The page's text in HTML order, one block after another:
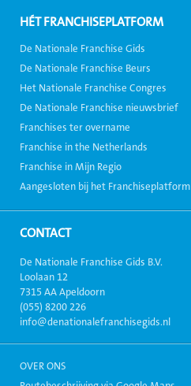
HÉT FRANCHISEPLATFORM
De Nationale Franchise Gids
De Nationale Franchise Beurs
Het Nationale Franchise Congres
De Nationale Franchise nieuwsbrief
Franchises ter overname
Franchise in the Netherlands
Franchise in Mijn Regio
Aangesloten bij het Franchiseplatform
CONTACT
De Nationale Franchise Gids B.V.
Loolaan 12
7315 AA Apeldoorn
(055) 8200 226
info@denationalefranchisegids.nl
OVER ONS